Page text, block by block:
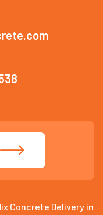
Concrete Delivery in